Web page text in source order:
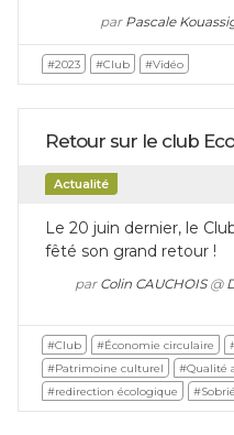
parPascale
#2023 #Club #Vidéo
Retour sur le club
Actualité
Le 20 juin dernier, le
fêté son grand retour !
parColin CAUCHOIS @
#Club #Économie circulaire
#Patrimoine culturel
#Qualité
#redirection écologique